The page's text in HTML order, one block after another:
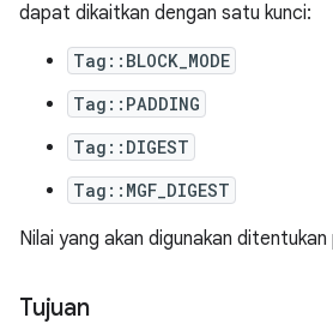
dapat dikaitkan dengan satu kunci:
Tag::BLOCK_MODE
Tag::PADDING
Tag::DIGEST
Tag::MGF_DIGEST
Nilai yang akan digunakan
Tujuan